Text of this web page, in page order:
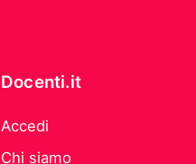
Docenti.it
Accedi
Chi siamo